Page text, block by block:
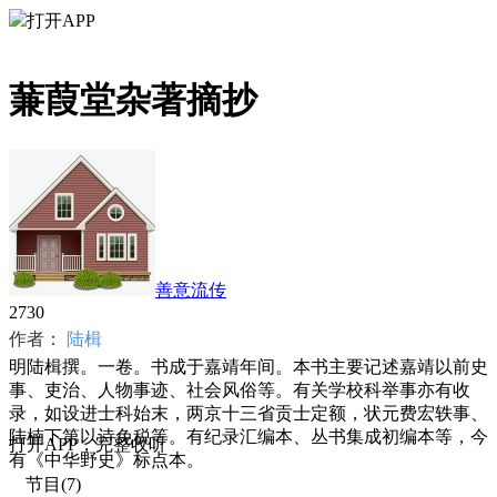
打开APP
蒹葭堂杂著摘抄
善意流传
2730
作者：
陆楫
明陆楫撰。一卷。书成于嘉靖年间。本书主要记述嘉靖以前史
事、吏治、人物事迹、社会风俗等。有关学校科举事亦有收
录，如设进士科始末，两京十三省贡士定额，状元费宏轶事、
陆楠下第以诗免税等。有纪录汇编本、丛书集成初编本等，今
有《中华野史》标点本。
打开APP，完整收听
节目(7)